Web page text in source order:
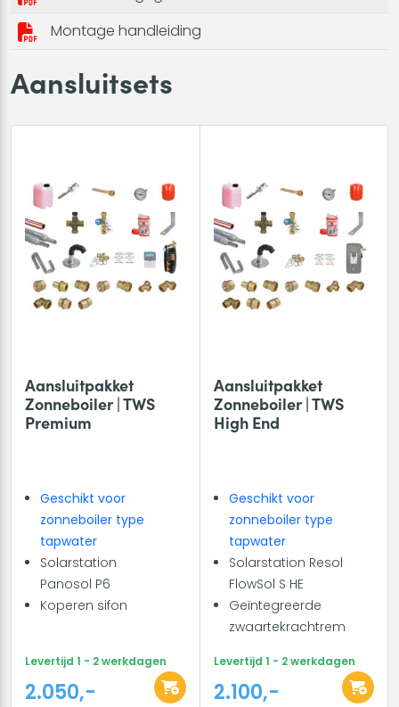
Montage handleiding
Aansluitsets
Aansluitpakket
Zonneboiler | TWS
Premium
Geschikt voor
zonneboiler type
tapwater
Solarstation
Panosol P6
Koperen sifon
Levertijd 1 - 2 werkdagen
2.050,-
Aansluitpakket
Zonneboiler | TWS
High End
Geschikt voor
zonneboiler type
tapwater
Solarstation Resol
FlowSol S HE
Geïntegreerde
zwaartekrachtrem
Levertijd 1 - 2 werkdagen
2.100,-